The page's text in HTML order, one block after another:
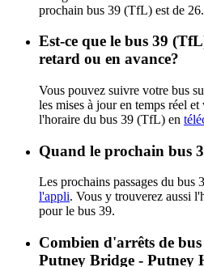
prochain bus 39 (TfL) est de 26.
Est-ce que le bus 39
retard ou en avance?
Vous pouvez suivre votre bus
les mises à jour en temps réel
l'horaire du bus 39 (TfL) en
Quand le prochain bus
Les prochains passages du
l'appli. Vous y trouverez aussi
pour le bus 39.
Combien d'arrêts de
Putney Bridge - Putney